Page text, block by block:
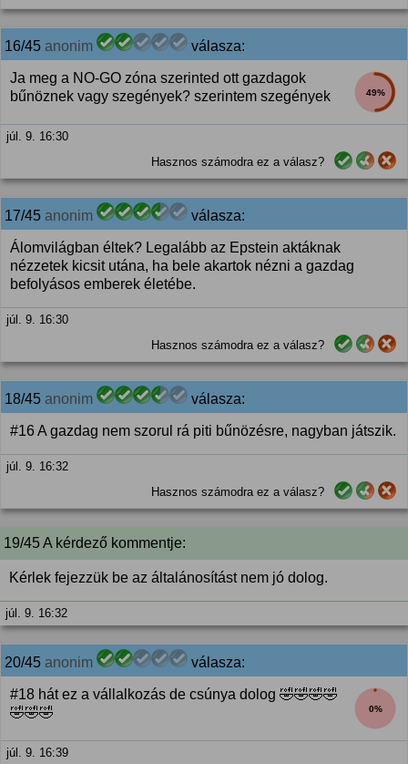
16/45 anonim válasza:
49%
Ja meg a NO-GO zóna szerinted ott gazdagok
bűnöznek vagy szegények? szerintem szegények
júl. 9. 16:30
Hasznos számodra ez a válasz?
17/45 anonim válasza:
Álomvilágban éltek? Legalább az Epstein aktáknak
nézzetek kicsit utána, ha bele akartok nézni a gazdag
befolyásos emberek életébe.
júl. 9. 16:30
Hasznos számodra ez a válasz?
18/45 anonim válasza:
#16 A gazdag nem szorul rá piti bűnözésre, nagyban játszik.
júl. 9. 16:32
Hasznos számodra ez a válasz?
19/45 A kérdező kommentje:
Kérlek fejezzük be az általánosítást nem jó dolog.
júl. 9. 16:32
20/45 anonim válasza:
0%
#18 hát ez a vállalkozás de csúnya dolog 🤣🤣🤣🤣
🤣🤣🤣
júl. 9. 16:39